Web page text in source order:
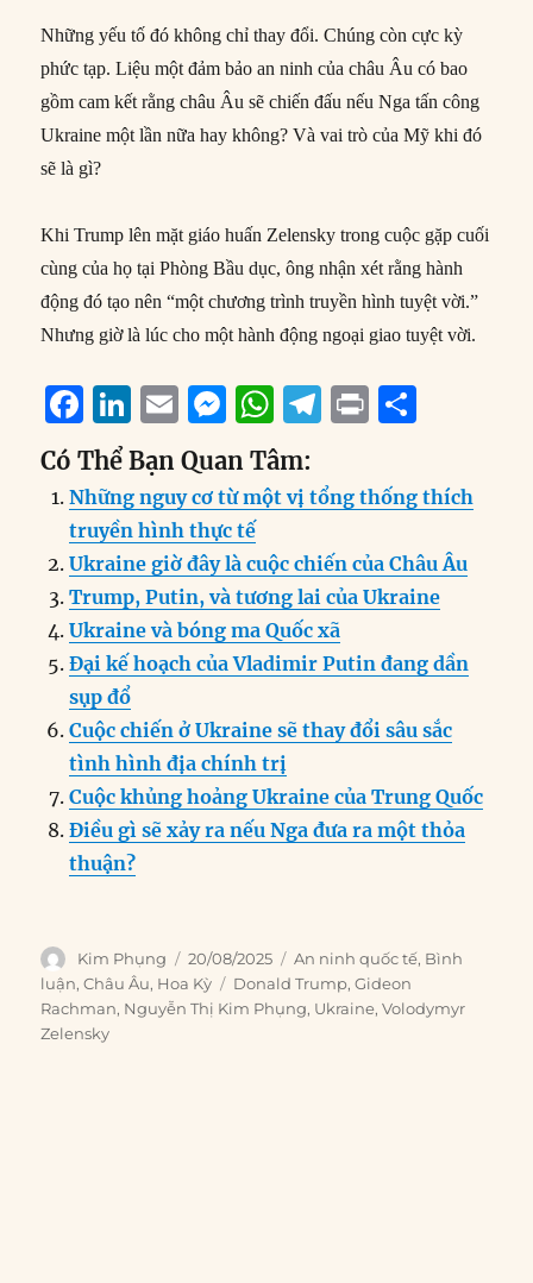
Những yếu tố đó không chỉ thay đổi. Chúng còn cực kỳ
phức tạp. Liệu một đảm bảo an ninh của châu Âu có bao
gồm cam kết rằng châu Âu sẽ chiến đấu nếu Nga tấn công
Ukraine một lần nữa hay không? Và vai trò của Mỹ khi đó
sẽ là gì?
Khi Trump lên mặt giáo huấn Zelensky trong cuộc gặp cuối
cùng của họ tại Phòng Bầu dục, ông nhận xét rằng hành
động đó tạo nên “một chương trình truyền hình tuyệt vời.”
Nhưng giờ là lúc cho một hành động ngoại giao tuyệt vời.
F
a
c
e
b
o
o
k
Li
n
k
e
d
I
n
E
m
ai
l
M
e
ss
e
n
g
er
W
h
at
s
A
p
p
T
e
g
r
a
m
P
n
t
a
re
Có Thể Bạn Quan Tâm:
Những nguy cơ từ một vị tổng thống thích
truyền hình thực tế
Ukraine giờ đây là cuộc chiến của Châu Âu
Trump, Putin, và tương lai của Ukraine
Ukraine và bóng ma Quốc xã
Đại kế hoạch của Vladimir Putin đang dần
sụp đổ
Cuộc chiến ở Ukraine sẽ thay đổi sâu sắc
tình hình địa chính trị
Cuộc khủng hoảng Ukraine của Trung Quốc
Điều gì sẽ xảy ra nếu Nga đưa ra một thỏa
thuận?
Author
Kim Phụng
Posted
on
20/08/2025 Categories
An ninh quốc tế, Bình
luận,Châu Âu, Hoa Kỳ Tags
Donald Trump,Gideon
Rachman, Nguyễn Thị Kim Phụng, Ukraine,Volodymyr
Zelensky